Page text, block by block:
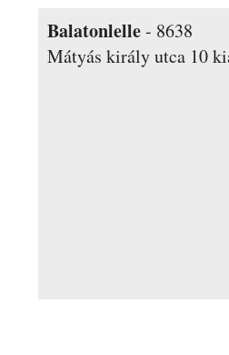
Balatonlelle- 8638
Mátyás király utca 10